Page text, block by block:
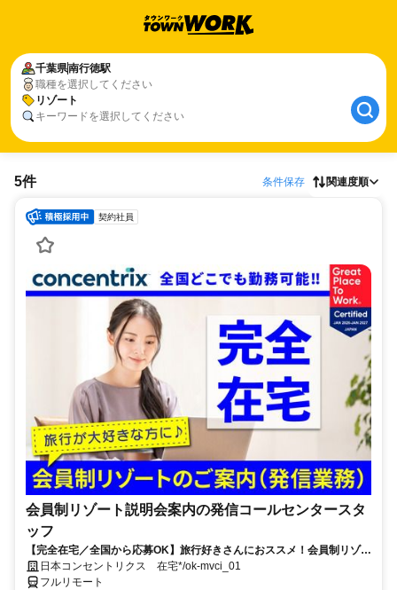
千葉県南行徳駅
職種を選択してください
リゾート
キーワードを選択してください
5件 条件保存 関連度順
契約社員
会員制リゾート説明会案内の発信コールセンタースタ
ッフ
【完全在宅／全国から応募OK】旅行好きさんにおススメ！会員制リゾー
トのご案内×テレワーク・リモートワーク◎月収34万円以上も可能！
日本コンセントリクス 在宅*/ok-mvci_01
フルリモート